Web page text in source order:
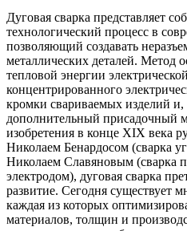
Дуговая сварка представляет
технологический процесс в
позволяющий создавать
металлических деталей. Метод
тепловой энергии
концентрированного
кромки свариваемых изделий
дополнительный присадочный
изобретения в конце XIX века
Николаем Бенардосом (сварка
Николаем Славяновым (сварка
электродом), дуговая сварка
развитие. Сегодня существует
каждая из которых
материалов, толщин и